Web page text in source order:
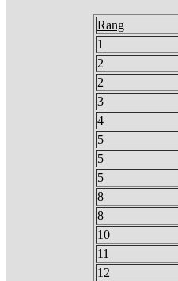
Rang
1
2
2
3
4
5
5
5
8
8
10
11
12